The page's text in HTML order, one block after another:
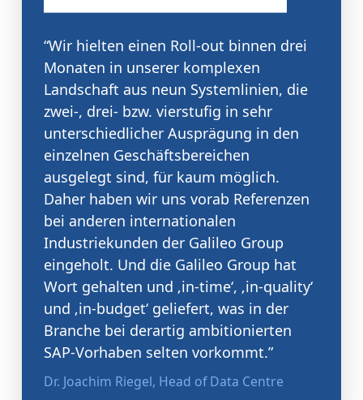
“Wir hielten einen Roll-out binnen drei
Monaten in unserer komplexen
Landschaft aus neun Systemlinien, die
zwei-, drei- bzw. vierstufig in sehr
unterschiedlicher Ausprägung in den
einzelnen Geschäftsbereichen
ausgelegt sind, für kaum möglich.
Daher haben wir uns vorab Referenzen
bei anderen internationalen
Industriekunden der Galileo Group
eingeholt. Und die Galileo Group hat
Wort gehalten und ‚in-time‘, ‚in-quality‘
und ‚in-budget‘ geliefert, was in der
Branche bei derartig ambitionierten
SAP-Vorhaben selten vorkommt.”
Dr. Joachim Riegel, Head of Data Centre